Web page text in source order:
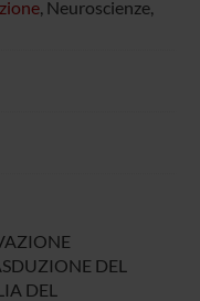
, Neuroscienze,
DEL
DEL